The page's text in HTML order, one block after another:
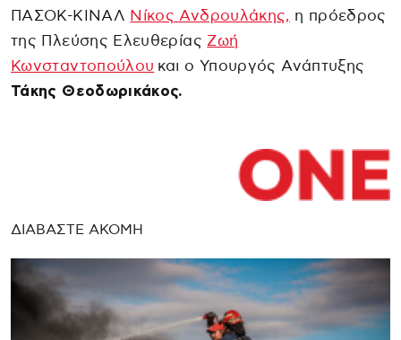
ΠΑΣΟΚ-ΚΙΝΑΛ Νίκος Ανδρουλάκης, η πρόεδρος
της Πλεύσης Ελευθερίας Ζωή
Κωνσταντοπούλου και ο Υπουργός Ανάπτυξης
Τάκης Θεοδωρικάκος.
ΔΙΑΒΑΣΤΕ ΑΚΟΜΗ